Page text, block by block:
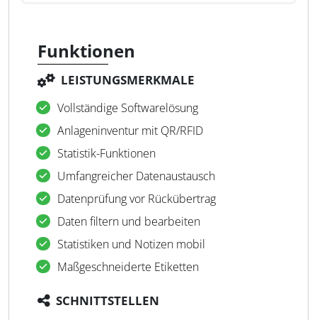
Funktionen
LEISTUNGSMERKMALE
Vollständige Softwarelösung
Anlageninventur mit QR/RFID
Statistik-Funktionen
Umfangreicher Datenaustausch
Datenprüfung vor Rückübertrag
Daten filtern und bearbeiten
Statistiken und Notizen mobil
Maßgeschneiderte Etiketten
SCHNITTSTELLEN